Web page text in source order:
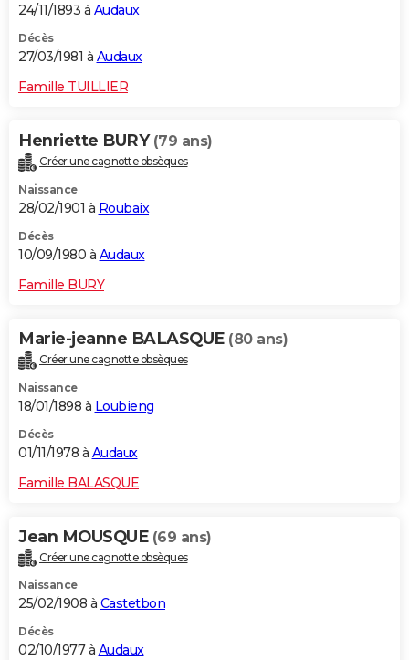
24/11/1893 à Audaux
Décès
27/03/1981 à Audaux
Famille TUILLIER
Henriette BURY (79 ans)
Créer une cagnotte obsèques
Naissance
28/02/1901 à Roubaix
Décès
10/09/1980 à Audaux
Famille BURY
Marie-jeanne BALASQUE (80 ans)
Créer une cagnotte obsèques
Naissance
18/01/1898 à Loubieng
Décès
01/11/1978 à Audaux
Famille BALASQUE
Jean MOUSQUE (69 ans)
Créer une cagnotte obsèques
Naissance
25/02/1908 à Castetbon
Décès
02/10/1977 à Audaux